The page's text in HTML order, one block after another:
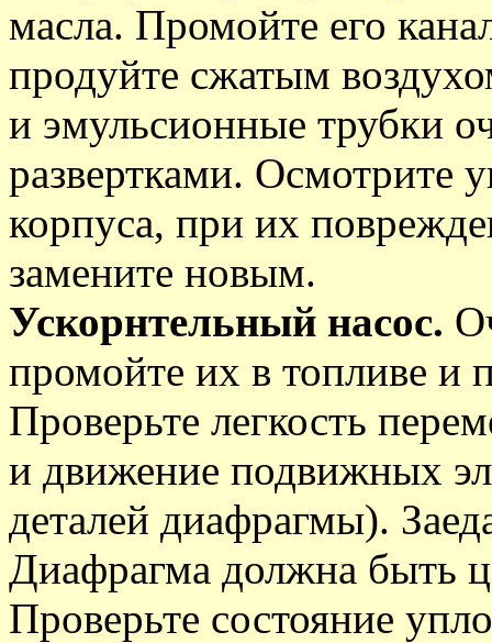
масла. Промойте его
продуйте сжатым
и эмульсионные трубки
развертками. Осмотрите
корпуса, при их
замените новым.
Ускорнтельный насос.
промойте их в топливе и
Проверьте легкость
и движение подвижных
деталей диафрагмы).
Диафрагма должна быть
Проверьте состояние